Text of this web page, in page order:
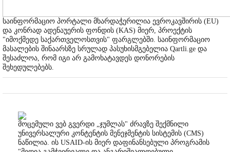
საინფორმაციო პორტალი მხარდაჭერილია ევროკავშირის (EU)
და კონრად ადენაუერის ფონდის (KAS) მიერ, პროექტის
"იმოქმედე საქართველოსთვის" ფარგლებში. საინფორმაციო
მასალების შინაარსზე სრულად პასუხისმგებელია Qartli.ge და
შესაძლოა, რომ იგი არ გამოხატავდეს დონორების
შეხედულებებს.
მოცემული ვებ გვერდი „ჯუმლას" ძრავზე შექმნილი
უნივერსალური კონტენტის მენეჯმენტის სისტემის (CMS)
ნაწილია. ის USAID-ის მიერ დაფინანსებული პროგრამის